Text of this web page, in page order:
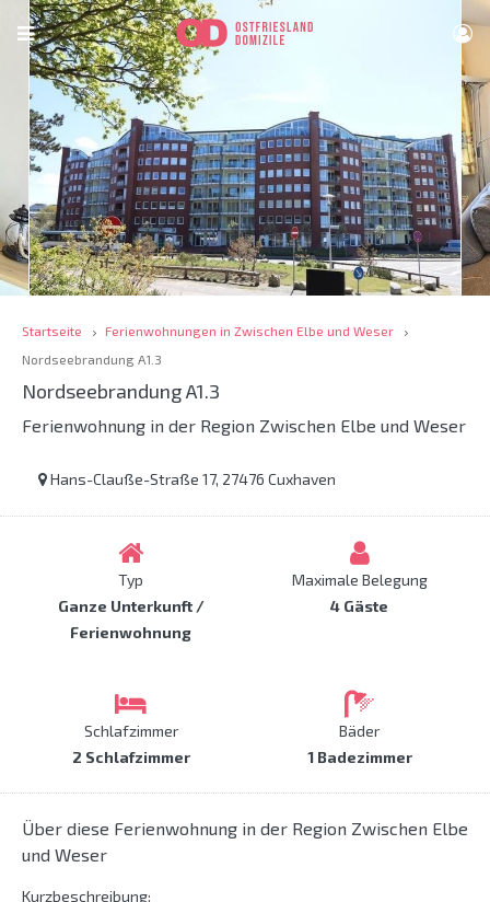
Startseite
Ferienwohnungen in Zwischen Elbe und Weser
Nordseebrandung A1.3
Nordseebrandung A1.3
Ferienwohnung in der Region Zwischen Elbe und Weser
Hans-Clauße-Straße 17, 27476 Cuxhaven
Typ
Ganze Unterkunft /
Ferienwohnung
Maximale Belegung
4 Gäste
Schlafzimmer
2 Schlafzimmer
Bäder
1 Badezimmer
Über diese Ferienwohnung in der Region Zwischen Elbe
und Weser
Kurzbeschreibung: